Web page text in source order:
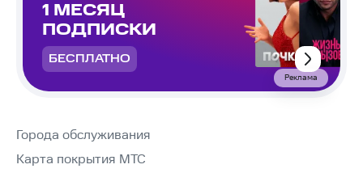
1 МЕСЯЦ
ПОДПИСКИ
БЕСПЛАТНО
Реклама
Города обслуживания
Карта покрытия МТС